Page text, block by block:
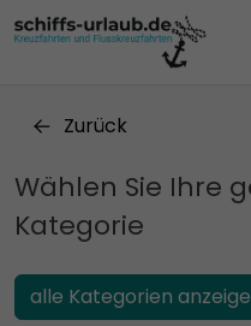
Zurück
Wählen Sie Ihre
Kategorie
alle Kategorien